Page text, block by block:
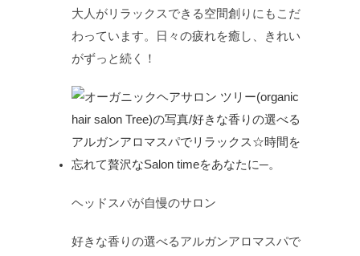
大人がリラックスできる空間創りにもこだ
わっています。日々の疲れを癒し、きれい
がずっと続く！
ヘッドスパが自慢のサロン
好きな香りの選べるアルガンアロマスパで